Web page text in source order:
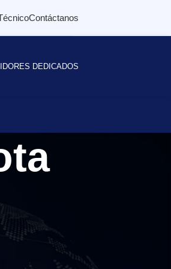
Contáctanos
DEDICADOS
BUSCAR